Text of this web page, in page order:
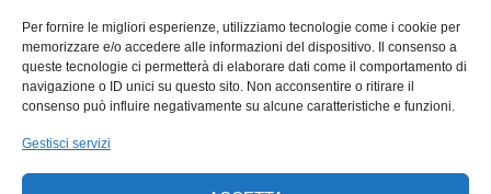
Per fornire le migliori esperienze, utilizziamo tecnologie come i cookie per
memorizzare e/o accedere alle informazioni del dispositivo. Il consenso a
queste tecnologie ci permetterà di elaborare dati come il comportamento di
navigazione o ID unici su questo sito. Non acconsentire o ritirare il
consenso può influire negativamente su alcune caratteristiche e funzioni.
Gestisci servizi